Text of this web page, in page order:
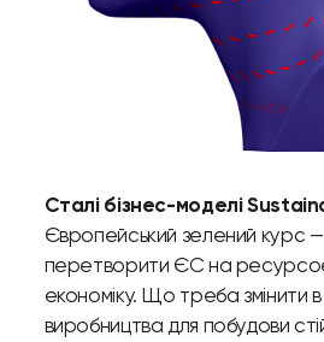
Сталі бізнес-моделі
Європейський зелений курс —
перетворити ЄС на
економіку. Що треба змінити
виробництва для побудови